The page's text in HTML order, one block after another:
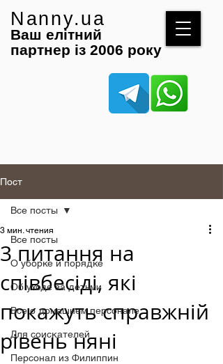
Nanny.ua
Ваш елітний
партнер із 2006 року
Пост
Все посты
О уборке и порядке
Об уходе за детьми
Все о домашнем персонале
Для соискателей
Персонал из Филиппин
Все посты
3 питання на
співбесіді, які
покажуть справжній
рівень няні
3 мин. чтения